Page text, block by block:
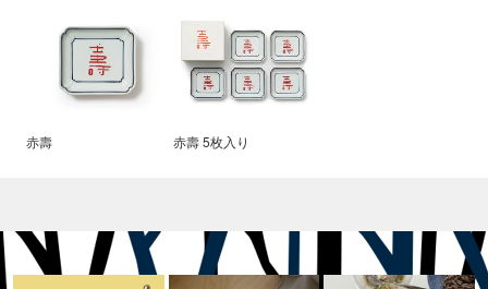
赤壽 赤壽 5枚入り